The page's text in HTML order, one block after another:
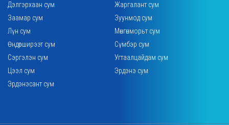
Дэлгэрхаан сум
Жаргалант сум
Заамар сум
Зуунмод сум
Лүн сум
Мөнгөнморьт сум
Өндөрширээт сум
Сүмбэр сум
Сэргэлэн сум
Угтаалцайдам сум
Цээл сум
Эрдэнэ сум
Эрдэнэсант сум